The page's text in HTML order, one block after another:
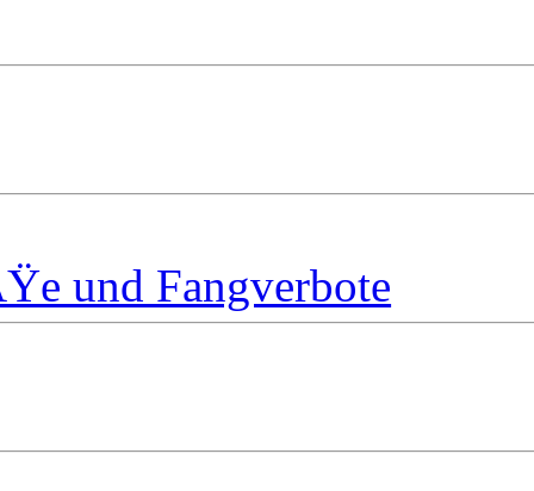
und Fangverbote